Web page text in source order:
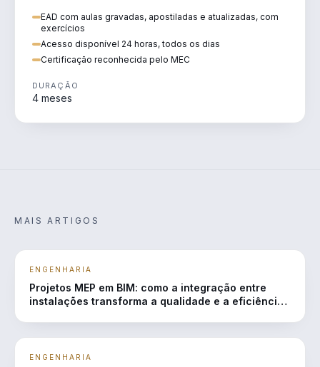
EAD com aulas gravadas, apostiladas e atualizadas, com
exercícios
Acesso disponível 24 horas, todos os dias
Certificação reconhecida pelo MEC
DURAÇÃO
4 meses
MAIS ARTIGOS
ENGENHARIA
Projetos MEP em BIM: como a integração entre
instalações transforma a qualidade e a eficiência
ENGENHARIA